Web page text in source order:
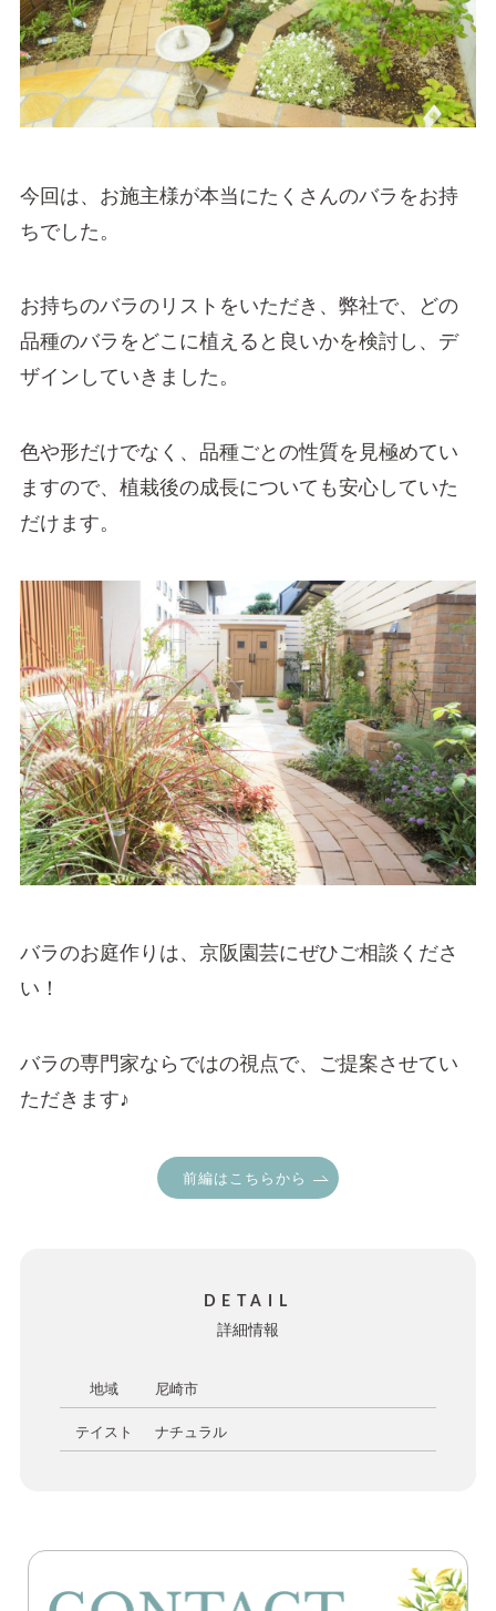
今回は、お施主様が本当にたくさんのバラをお持
ちでした。
お持ちのバラのリストをいただき、弊社で、どの
品種のバラをどこに植えると良いかを検討し、デ
ザインしていきました。
色や形だけでなく、品種ごとの性質を見極めてい
ますので、植栽後の成長についても安心していた
だけます。
バラのお庭作りは、京阪園芸にぜひご相談くださ
い！
バラの専門家ならではの視点で、ご提案させてい
ただきます♪
前編はこちらから
DETAIL
詳細情報
地域 尼崎市
テイスト ナチュラル